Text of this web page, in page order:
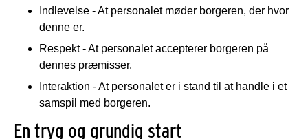
Indlevelse - At personalet møder borgeren, der hvor
denne er.
Respekt - At personalet accepterer borgeren på
dennes præmisser.
Interaktion - At personalet er i stand til at handle i et
samspil med borgeren.
En tryg og grundig start